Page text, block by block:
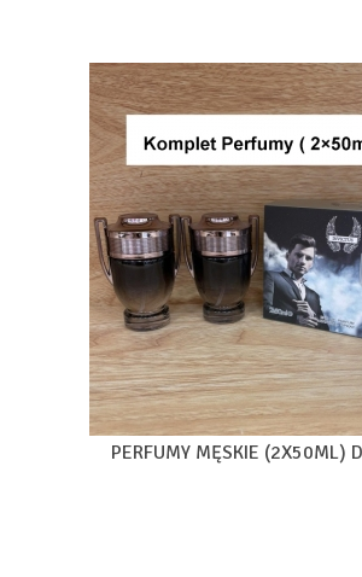
PERFUMY MĘSKIE (2X50ML)